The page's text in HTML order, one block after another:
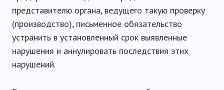
представителю органа, ведущего такую проверку
(производство), письменное обязательство
устранить в установленный срок выявленные
нарушения и аннулировать последствия этих
нарушений.